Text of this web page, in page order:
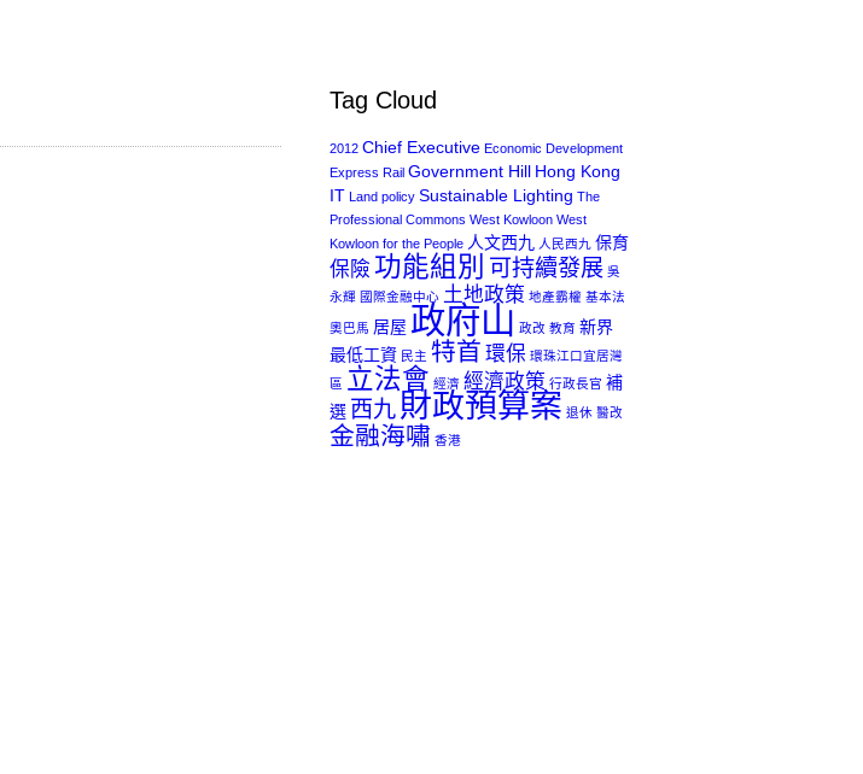
Tag Cloud
2012 Chief Executive Economic Development
Express Rail Government Hill Hong Kong
IT Land policy Sustainable Lighting The
Professional Commons West Kowloon West
Kowloon for the People 人文西九 人民西九 保育
保險 功能組別 可持續發展 吳
永輝 國際金融中心 土地政策 地產霸權 基本法
奧巴馬 居屋 政府山 政改 教育 新界
最低工資 民主 特首 環保 環珠江口宜居灣
區 立法會 經濟 經濟政策 行政長官 補
選 西九財政預算案 退休 醫改
金融海嘯 香港